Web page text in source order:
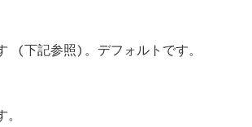
(下記参照)。デフォルトです。